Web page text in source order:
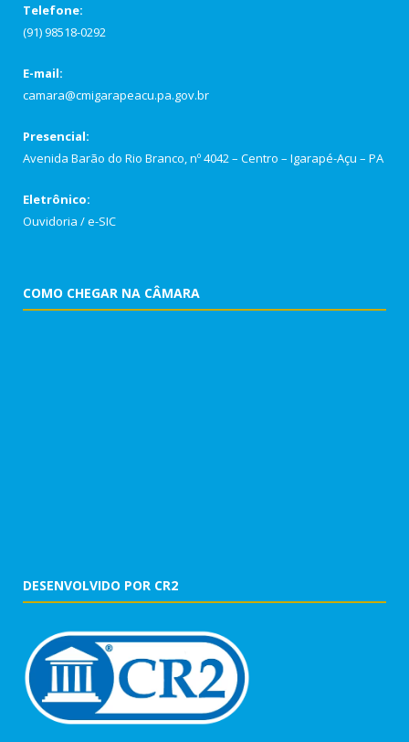
Telefone:
(91) 98518-0292
E-mail:
camara@cmigarapeacu.pa.gov.br
Presencial:
Avenida Barão do Rio Branco, nº 4042 – Centro – Igarapé-Açu – PA
Eletrônico:
Ouvidoria /e-SIC
COMO CHEGAR NA CÂMARA
DESENVOLVIDO POR CR2